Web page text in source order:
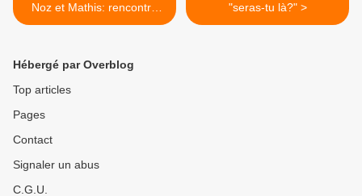
Noz et Mathis: rencontre
lyonnaise.
"seras-tu là?" >
Hébergé par Overblog
Top articles
Pages
Contact
Signaler un abus
C.G.U.